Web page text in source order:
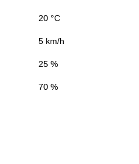
20 °C
5 km/h
25 %
70 %